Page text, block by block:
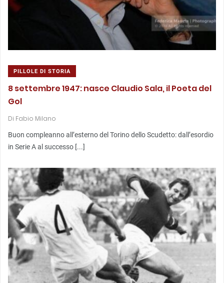
PILLOLE DI STORIA
8 settembre 1947: nasce Claudio Sala, il Poeta del
Gol
Di Fabio Milano
Buon compleanno all’esterno del Torino dello Scudetto: dall’esordio
in Serie A al successo [...]